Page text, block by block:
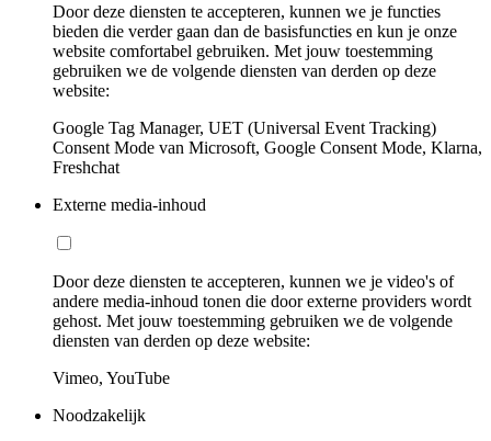
Door deze diensten te accepteren, kunnen we je functies
bieden die verder gaan dan de basisfuncties en kun je onze
website comfortabel gebruiken. Met jouw toestemming
gebruiken we de volgende diensten van derden op deze
website:
Google Tag Manager, UET (Universal Event Tracking)
Consent Mode van Microsoft, Google Consent Mode, Klarna,
Freshchat
Externe media-inhoud
Door deze diensten te accepteren, kunnen we je video's of
andere media-inhoud tonen die door externe providers wordt
gehost. Met jouw toestemming gebruiken we de volgende
diensten van derden op deze website:
Vimeo, YouTube
Noodzakelijk